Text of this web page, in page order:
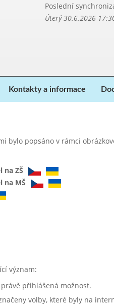
Poslední
Úterý 30.6.2026
Kontakty a informace
bylo popsáno v rámci
na ZŠ
na MŠ
význam:
přihlášená možnost.
volby, které byly na